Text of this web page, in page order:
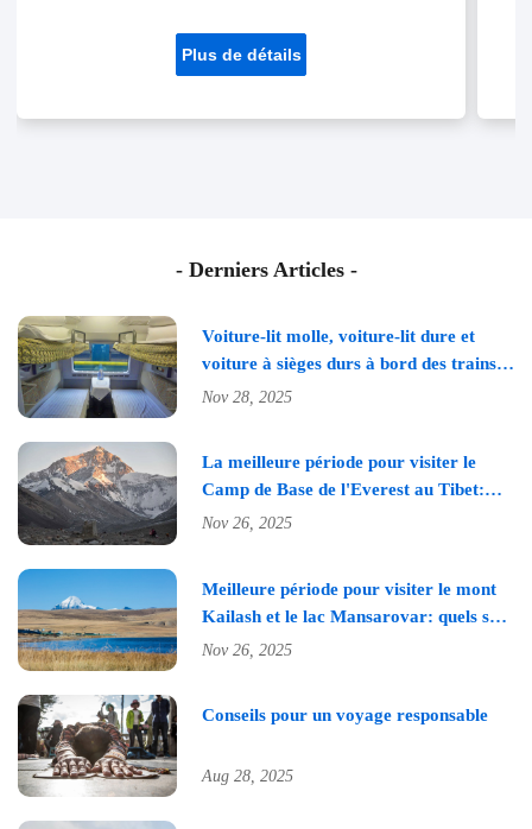
Plus de détails
- Derniers Articles -
Voiture-lit molle, voiture-lit dure et
voiture à sièges durs à bord des trains
pour le Tibet
Nov 28, 2025
La meilleure période pour visiter le
Camp de Base de l'Everest au Tibet:
Quels sont les meilleurs mois pour aller
Nov 26, 2025
Meilleure période pour visiter le mont
Kailash et le lac Mansarovar: quels sont
les meilleurs mois pour le pèlerinage au
Nov 26, 2025
Conseils pour un voyage responsable
Aug 28, 2025